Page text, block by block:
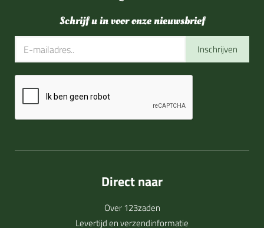
Schrijf u in voor onze nieuwsbrief
Inschrijven
Direct naar
Over 123zaden
Levertijd en verzendinformatie